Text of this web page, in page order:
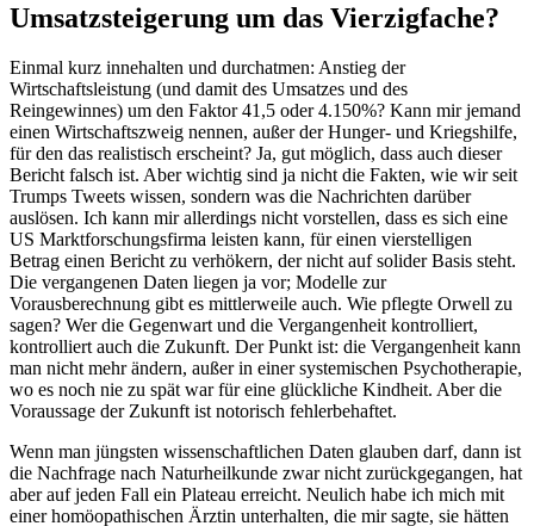
Umsatzsteigerung um das Vierzigfache?
Einmal kurz innehalten und durchatmen: Anstieg der
Wirtschaftsleistung (und damit des Umsatzes und des
Reingewinnes) um den Faktor 41,5 oder 4.150%? Kann mir jemand
einen Wirtschaftszweig nennen, außer der Hunger- und Kriegshilfe,
für den das realistisch erscheint? Ja, gut möglich, dass auch dieser
Bericht falsch ist. Aber wichtig sind ja nicht die Fakten, wie wir seit
Trumps Tweets wissen, sondern was die Nachrichten darüber
auslösen. Ich kann mir allerdings nicht vorstellen, dass es sich eine
US Marktforschungsfirma leisten kann, für einen vierstelligen
Betrag einen Bericht zu verhökern, der nicht auf solider Basis steht.
Die vergangenen Daten liegen ja vor; Modelle zur
Vorausberechnung gibt es mittlerweile auch. Wie pflegte Orwell zu
sagen? Wer die Gegenwart und die Vergangenheit kontrolliert,
kontrolliert auch die Zukunft. Der Punkt ist: die Vergangenheit kann
man nicht mehr ändern, außer in einer systemischen Psychotherapie,
wo es noch nie zu spät war für eine glückliche Kindheit. Aber die
Voraussage der Zukunft ist notorisch fehlerbehaftet.
Wenn man jüngsten wissenschaftlichen Daten glauben darf, dann ist
die Nachfrage nach Naturheilkunde zwar nicht zurückgegangen, hat
aber auf jeden Fall ein Plateau erreicht. Neulich habe ich mich mit
einer homöopathischen Ärztin unterhalten, die mir sagte, sie hätten